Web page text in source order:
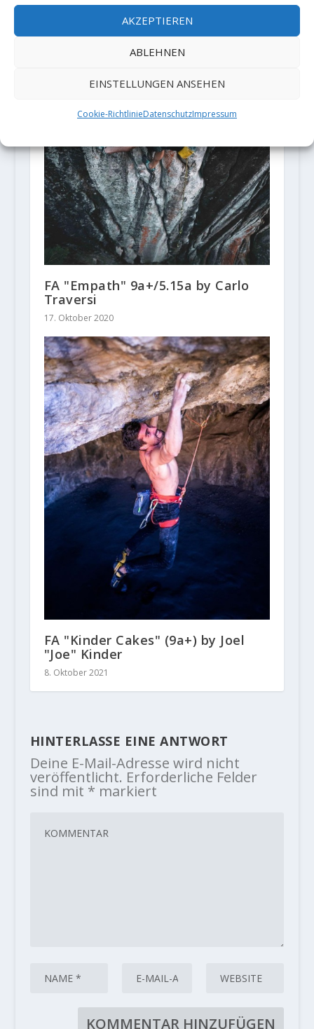
AKZEPTIEREN
ABLEHNEN
EINSTELLUNGEN ANSEHEN
Cookie-RichtlinieDatenschutzImpressum
FA "Empath" 9a+/5.15a by Carlo
Traversi
17. Oktober 2020
FA "Kinder Cakes" (9a+) by Joel
"Joe" Kinder
8. Oktober 2021
HINTERLASSE EINE ANTWORT
Deine E-Mail-Adresse wird nicht
veröffentlicht. Erforderliche Felder
sind mit * markiert